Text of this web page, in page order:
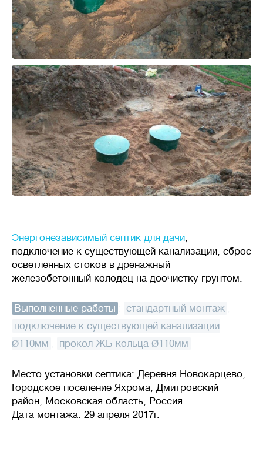
Энергонезависимый септик для дачи,
подключение к существующей канализации, сброс
осветленных стоков в дренажный
железобетонный колодец на доочистку грунтом.
Выполненные работы стандартный монтаж
подключение к существующей канализации
Ø110мм
прокол ЖБ кольца Ø110мм
Место установки септика: Деревня Новокарцево,
Городское поселение Яхрома, Дмитровский
район, Московская область, Россия
Дата монтажа: 29 апреля 2017г.